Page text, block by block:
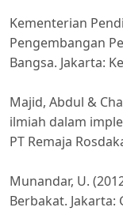
Kementerian
Pengembangan
Bangsa. Jakarta:
Majid, Abdul &
ilmiah dalam
PT Remaja
Munandar, U.
Berbakat. Jakarta: